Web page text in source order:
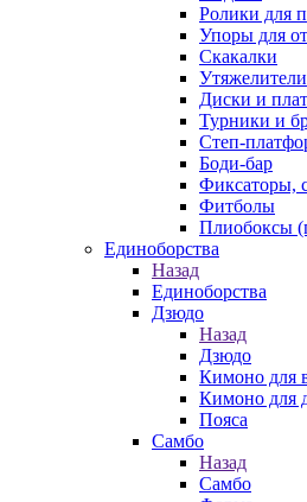
Ролики для
Упоры для
Скакалки
Утяжелители
Диски и
Турники и
Степ-
Боди-бар
Фиксаторы,
Фитболы
Плиобоксы
Единоборства
Назад
Единоборства
Дзюдо
Назад
Дзюдо
Кимоно для
Кимоно для
Пояса
Самбо
Назад
Самбо